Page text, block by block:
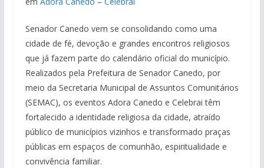
Senador Canedo vem se consolidando como uma
cidade de fé, devoção e grandes encontros religiosos
que já fazem parte do calendário oficial do município.
Realizados pela Prefeitura de Senador Canedo, por
meio da Secretaria Municipal de Assuntos Comunitários
(SEMAC), os eventos Adora Canedo e Celebrai têm
fortalecido a identidade religiosa da cidade, atraído
público de municípios vizinhos e transformado praças
públicas em espaços de comunhão, espiritualidade e
convivência familiar.